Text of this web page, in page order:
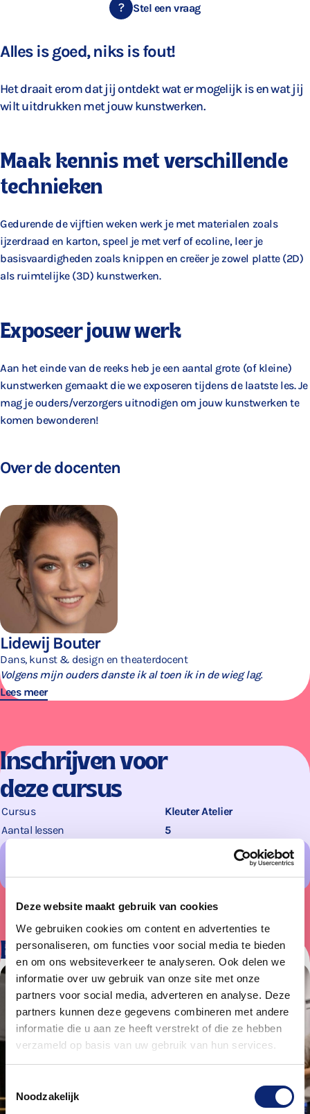
Deze website maakt gebruik van cookies
We gebruiken cookies om content en advertenties te
personaliseren, om functies voor social media te bieden
en om ons websiteverkeer te analyseren. Ook delen we
informatie over uw gebruik van onze site met onze
partners voor social media, adverteren en analyse. Deze
partners kunnen deze gegevens combineren met andere
informatie die u aan ze heeft verstrekt of die ze hebben
verzameld op basis van uw gebruik van hun services.
Noodzakelijk
Stel een vraag
Alles is goed, niks is fout!
Het draait erom dat jij ontdekt wat er mogelijk is en wat jij
wilt uitdrukken met jouw kunstwerken.
Maak kennis met verschillende
technieken
Gedurende de vijftien weken werk je met materialen zoals
ijzerdraad en karton, speel je met verf of ecoline, leer je
basisvaardigheden zoals knippen en creëer je zowel platte (2D)
als ruimtelijke (3D) kunstwerken.
Exposeer jouw werk
Aan het einde van de reeks heb je een aantal grote (of kleine)
kunstwerken gemaakt die we exposeren tijdens de laatste les. Je
mag je ouders/verzorgers uitnodigen om jouw kunstwerken te
komen bewonderen!
Over de docenten
Lidewij Bouter
Dans, kunst & design en theaterdocent
Volgens mijn ouders danste ik al toen ik in de wieg lag.
Lees meer
Inschrijven voor
deze cursus
Cursus
Kleuter Atelier
Aantal lessen
5
Bekijk ook